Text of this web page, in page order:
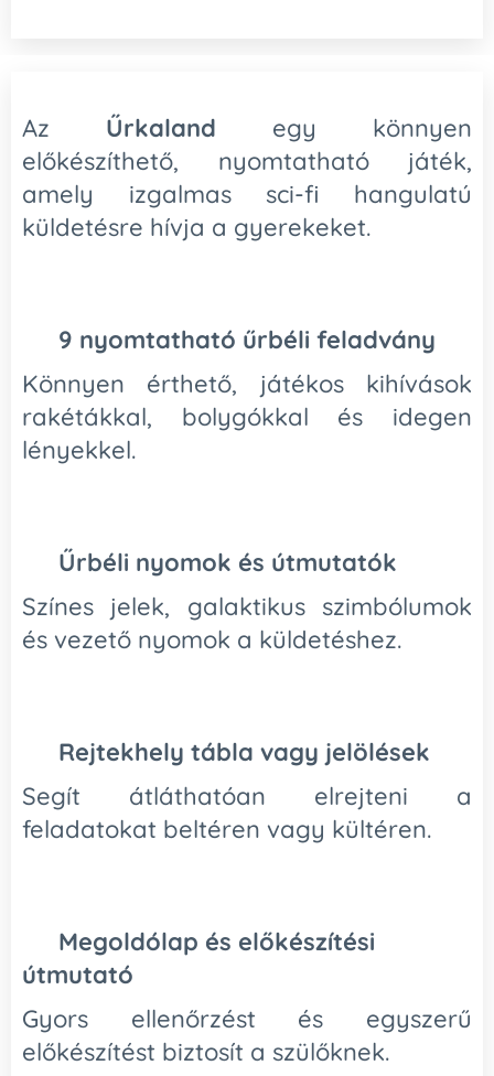
Az Űrkaland egy könnyen
előkészíthető, nyomtatható játék,
amely izgalmas sci-fi hangulatú
küldetésre hívja a gyerekeket.
9 nyomtatható űrbéli feladvány
Könnyen érthető, játékos kihívások
rakétákkal, bolygókkal és idegen
lényekkel.
Űrbéli nyomok és útmutatók
Színes jelek, galaktikus szimbólumok
és vezető nyomok a küldetéshez.
Rejtekhely tábla vagy jelölések
Segít átláthatóan elrejteni a
feladatokat beltéren vagy kültéren.
Megoldólap és előkészítési
útmutató
Gyors ellenőrzést és egyszerű
előkészítést biztosít a szülőknek.